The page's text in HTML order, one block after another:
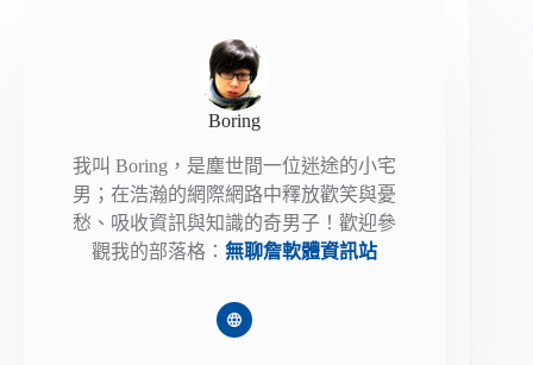
Boring
我叫 Boring，是塵世間一位迷途的小宅
男；在浩瀚的網際網路中釋放歡笑與憂
愁、吸收資訊與知識的奇男子！歡迎參
觀我的部落格：無聊詹軟體資訊站